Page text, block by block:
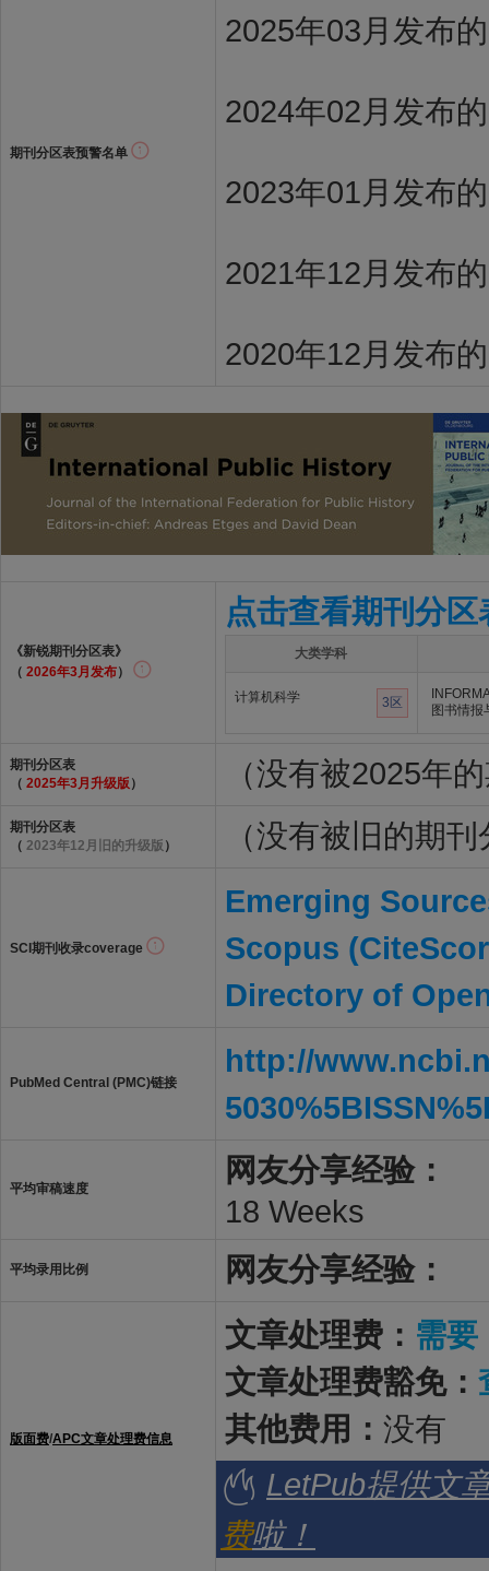
期刊分区表预警名单
2025年03月发布
2024年02月发布
2023年01月发布
2021年12月发布
2020年12月发布
《新锐期刊分区表》
（ 2026年3月发布）
点击查看期刊分区
大类学科
计算机科学 3区
图书情报
期刊分区表
（ 2025年3月升级版 ） （没有被2025年
期刊分区表
（ 2023年12月旧的升级版 ） （没有被旧的期
SCI期刊收录coverage
Emerging
Scopus
Directory of
PubMed Central (PMC)链接
http://
平均审稿速度
网友分享经验：
18 Weeks
平均录用比例 网友分享经验：
版面费/APC文章处理费信息
文章处理费： 需要
文章处理费豁免：
其他费用： 没有
LetPub提供文
费啦！